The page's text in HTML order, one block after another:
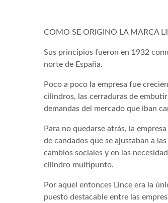
COMO SE ORIGINO LA MARCA
Sus principios fueron en 1932
norte de España.
Poco a poco la empresa fue
cilindros, las cerraduras de
demandas del mercado que iban
Para no quedarse atrás, la
de candados que se ajustaban a
cambios sociales y en las
cilindro multipunto.
Por aquel entonces Lince era la
puesto destacable entre las